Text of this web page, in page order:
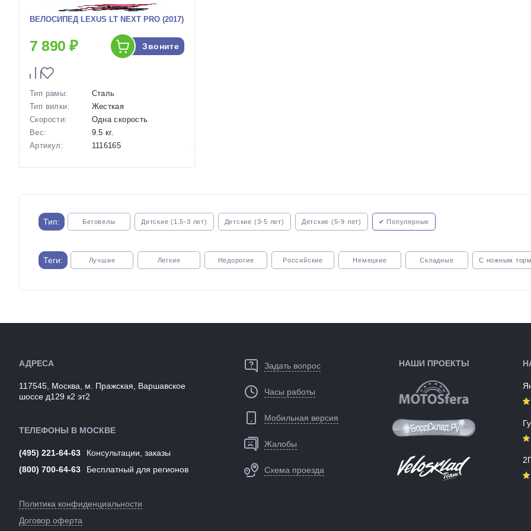
ВЕЛОСИПЕД LEXUS LT NEXT PRO (2017)
7 890 ₽ Звоните
Тип рамы:
Сталь
Тип вилки:
Жесткая
Скорости:
Одна скорость
Вес:
9.5 кг.
Артикул:
1116165
Тип: Беговелы Детские (1.5-3 лет) Детские (3-5 лет) Детские (5-9 лет) ✔ Популярные
Теги: Лучшие Легкие Недорогие Российские Немецкие Складные С ножным
АДРЕСА
117545, Москва, м. Пражская, Варшавское
шоссе д129 к2 эт2
ТЕЛЕФОНЫ В МОСКВЕ
(495) 221-64-63
Консультации, заказы
(800) 700-64-63
Бесплатный для регионов
Политика конфиденциальности
Договор оферта
Задать вопрос
Часы работы
Мобильная версия
Жалобы
Схема проезда
НАШИ ПРОЕКТЫ